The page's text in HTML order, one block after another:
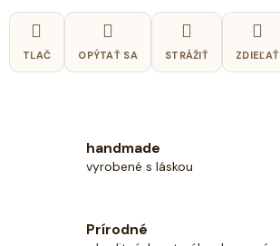
TLAČ OPÝTAŤ SA STRÁŽIŤ ZDIEĽAŤ
handmade
vyrobené s láskou
Prírodné